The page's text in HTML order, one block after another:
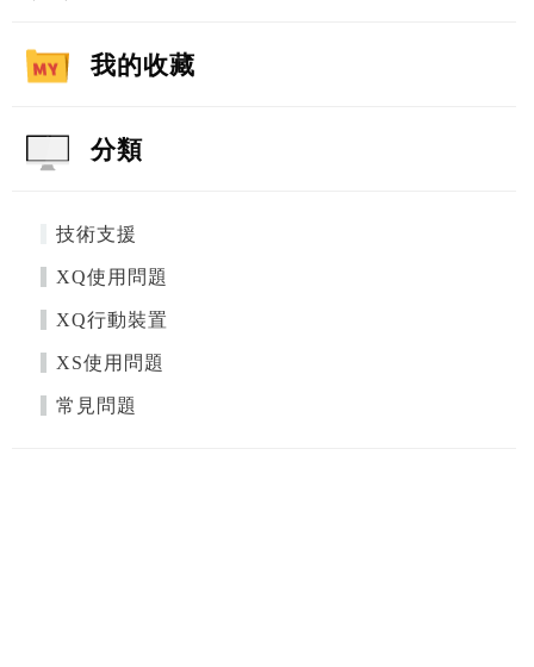
我的收藏
分類
技術支援
XQ使用問題
XQ行動裝置
XS使用問題
常見問題